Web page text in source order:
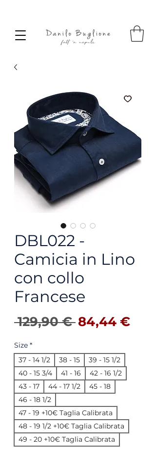
DBL022 -
Camicia in Lino
con collo
Francese
129,90 € Precio
84,44 €
Size *
37 - 14 1/2
38 - 15
39 - 15 1/2
40 - 15 3/4
41 - 16
42 - 16 1/2
43 - 17
44 - 17 1/2
45 - 18
46 - 18 1/2
47 - 19 +10€ Taglia Calibrata
48 - 19 1/2 +10€ Taglia Calibrata
49 - 20 +10€ Taglia Calibrata